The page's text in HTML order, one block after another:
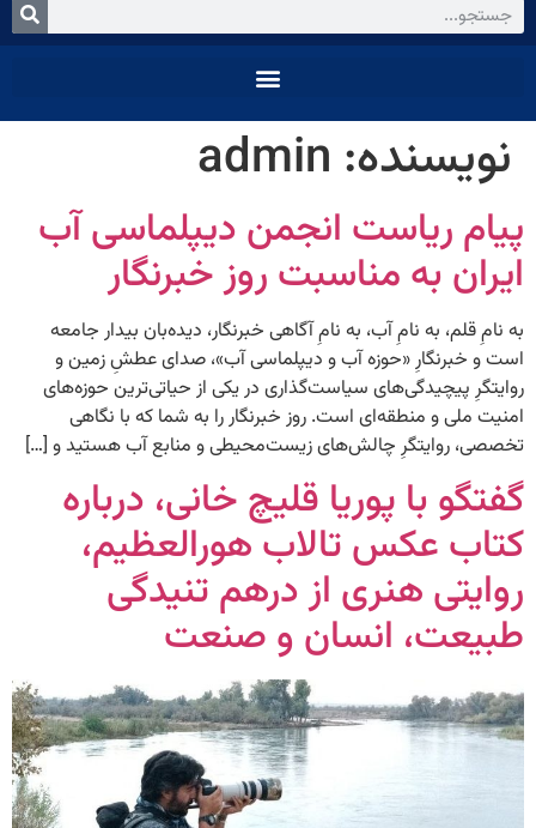
نویسنده: admin
پیام ریاست انجمن دیپلماسی آب
ایران به مناسبت روز خبرنگار
به نامِ قلم، به نامِ آب، به نامِ آگاهی خبرنگار، دیده‌بان بیدار جامعه
است و خبرنگارِ «حوزه آب و دیپلماسی آب»، صدای عطشِ زمین و
روایتگرِ پیچیدگی‌های سیاست‌گذاری در یکی از حیاتی‌ترین حوزه‌های
امنیت ملی و منطقه‌ای است. روز خبرنگار را به شما که با نگاهی
تخصصی، روایتگرِ چالش‌های زیست‌محیطی و منابع آب هستید و […]
گفتگو با پوریا قلیچ خانی، درباره
کتاب عکس تالاب هورالعظیم،
روایتی هنری از درهم تنیدگی
طبیعت، انسان و صنعت